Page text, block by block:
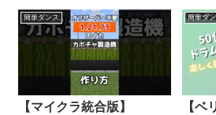
簡単ダンス
【マイクラ統合版】
簡単ダ
【ベ